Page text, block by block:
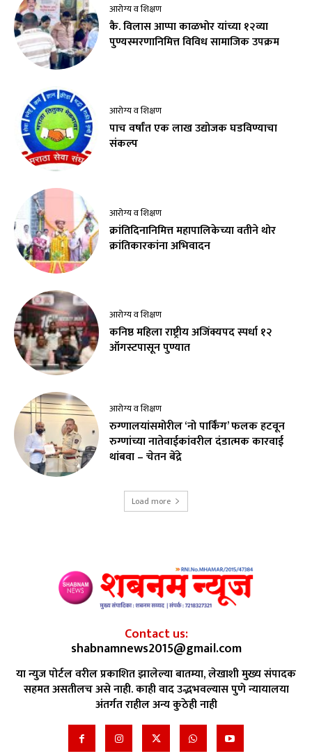
आरोग्य व शिक्षण
कै. विलास आप्पा काळभोर यांच्या १२व्या
पुण्यस्मरणानिमित्त विविध सामाजिक उपक्रम
आरोग्य व शिक्षण
पाच वर्षांत एक लाख उद्योजक घडविण्याचा
संकल्प
आरोग्य व शिक्षण
क्रांतिदिनानिमित्त महापालिकेच्या वतीने थोर
क्रांतिकारकांना अभिवादन
आरोग्य व शिक्षण
कनिष्ठ महिला राष्ट्रीय अजिंक्यपद स्पर्धा १२
ऑगस्टपासून पुण्यात
आरोग्य व शिक्षण
रुग्णालयांसमोरील ‘नो पार्किंग’ फलक हटवून
रुग्णांच्या नातेवाईकांवरील दंडात्मक कारवाई
थांबवा – चेतन बेंद्रे
Load more
Contact us:
shabnamnews2015@gmail.com
या न्युज पोर्टल वरील प्रकाशित झालेल्या बातम्या, लेखाशी मुख्य संपादक
सहमत असतीलच असे नाही. काही वाद उद्भभवल्यास पुणे न्यायालया
अंतर्गत राहील अन्य कुठेही नाही